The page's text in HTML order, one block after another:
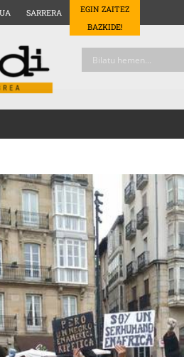
SARRERA
EGIN ZAITEZ
BAZKIDE!